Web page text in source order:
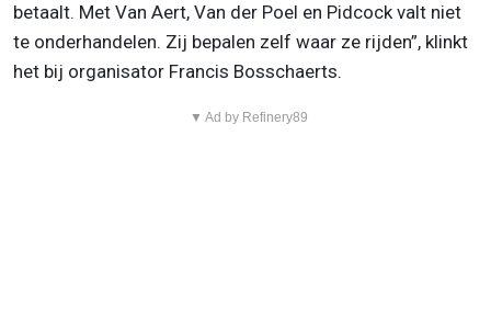
betaalt. Met Van Aert, Van der Poel en Pidcock valt niet
te onderhandelen. Zij bepalen zelf waar ze rijden”, klinkt
het bij organisator Francis Bosschaerts.
▼ Ad by Refinery89